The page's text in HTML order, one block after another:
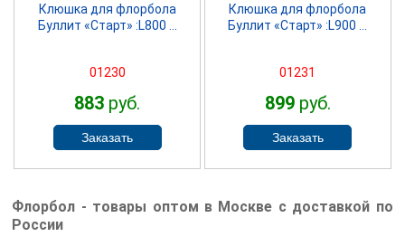
Клюшка для флорбола
Буллит «Старт» :L800 ...
01230
883 руб.
Клюшка для флорбола
Буллит «Старт» :L900 ...
01231
899руб.
Флорбол - товары оптом в Москве с доставкой по
России